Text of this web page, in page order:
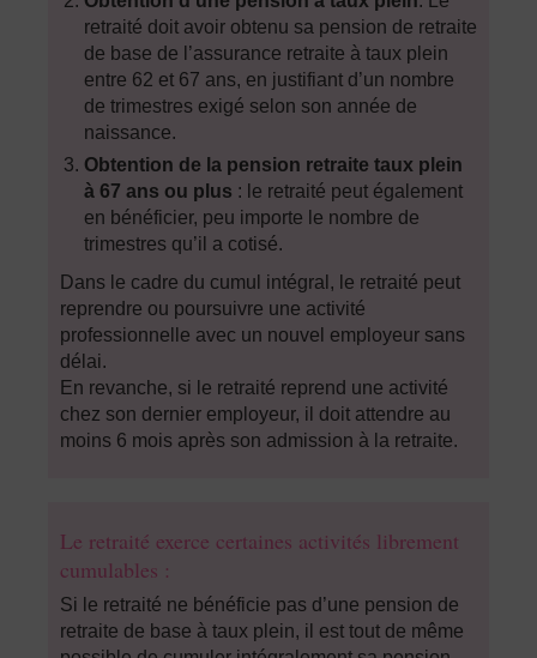
retraité doit avoir obtenu sa pension de retraite
de base de l’assurance retraite à taux plein
entre 62 et 67 ans, en justifiant d’un nombre
de trimestres exigé selon son année de
naissance.
Obtention de la pension retraite taux plein
à 67 ans ou plus : le retraité peut également
en bénéficier, peu importe le nombre de
trimestres qu’il a cotisé.
Dans le cadre du cumul intégral, le retraité peut
reprendre ou poursuivre une activité
professionnelle avec un nouvel employeur sans
délai.
En revanche, si le retraité reprend une activité
chez son dernier employeur, il doit attendre au
moins 6 mois après son admission à la retraite.
Le retraité exerce certaines activités librement
cumulables :
Si le retraité ne bénéficie pas d’une pension de
retraite de base à taux plein, il est tout de même